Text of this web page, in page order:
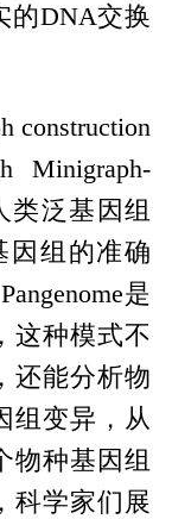
的DNA交换
construction
Minigraph-
类泛基因组
因组的准确
是
这种模式不
还能分析物
组变异，从
物种基因组
科学家们展